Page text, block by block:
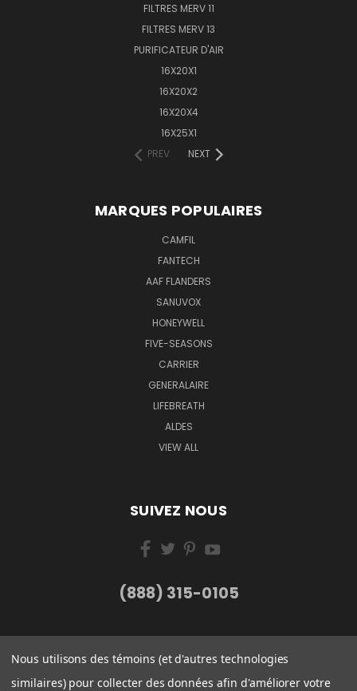
FILTRES MERV 11
FILTRES MERV 13
PURIFICATEUR D'AIR
16X20X1
16X20X2
16X20X4
16X25X1
PREV
NEXT
MARQUES POPULAIRES
CAMFIL
FANTECH
AAF FLANDERS
SANUVOX
HONEYWELL
FIVE-SEASONS
CARRIER
GENERALAIRE
LIFEBREATH
ALDES
VIEW ALL
SUIVEZ NOUS
(888) 315-0105
Nous utilisons des témoins (et d'autres technologies
similaires) pour collecter des données afin d'améliorer votre